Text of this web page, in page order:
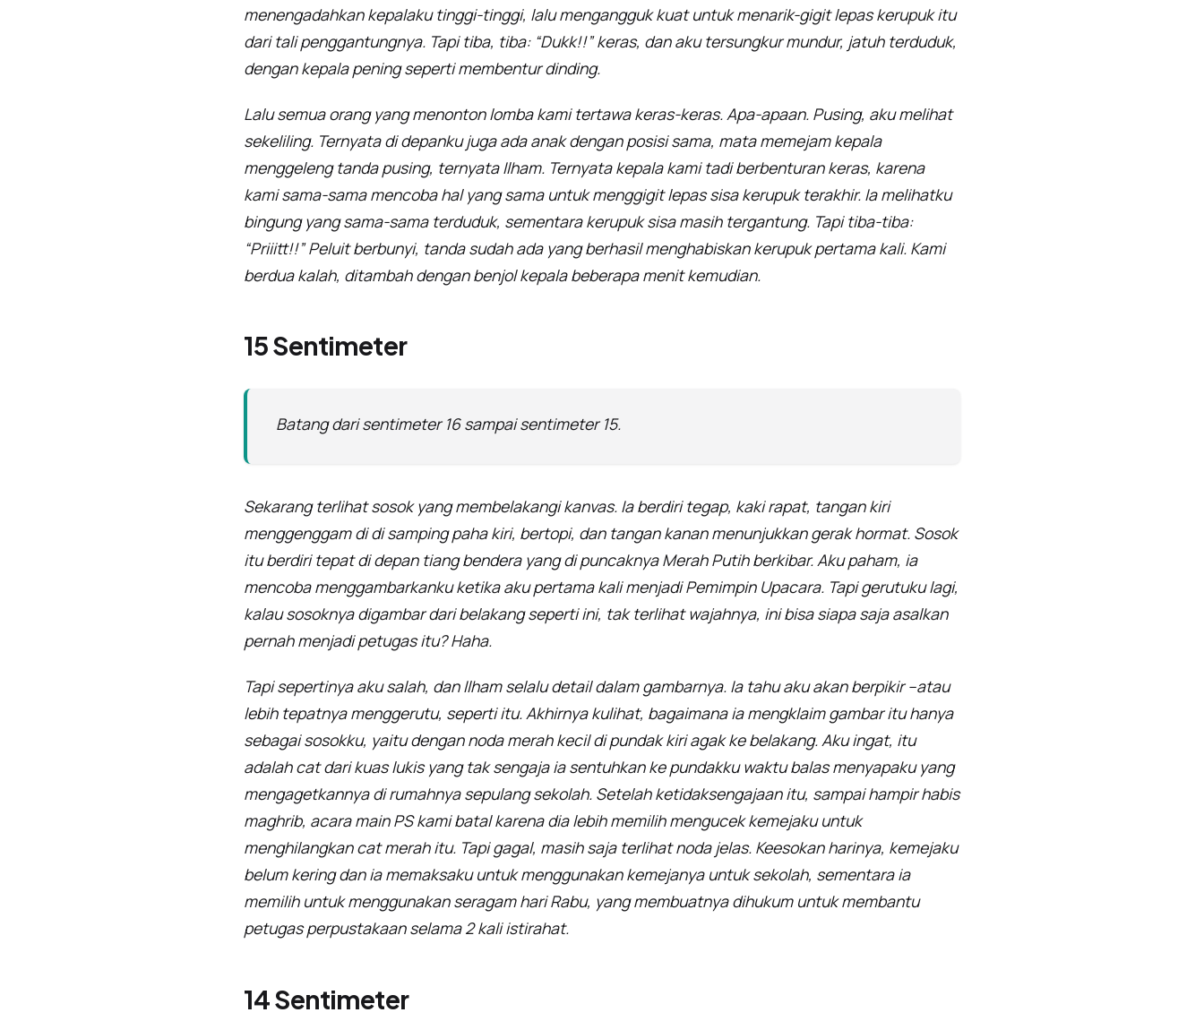
menengadahkan kepalaku tinggi-tinggi, lalu mengangguk kuat untuk menarik-gigit lepas kerupuk itu
dari tali penggantungnya. Tapi tiba, tiba: “Dukk!!” keras, dan aku tersungkur mundur, jatuh terduduk,
dengan kepala pening seperti membentur dinding.
Lalu semua orang yang menonton lomba kami tertawa keras-keras. Apa-apaan. Pusing, aku melihat
sekeliling. Ternyata di depanku juga ada anak dengan posisi sama, mata memejam kepala
menggeleng tanda pusing, ternyata Ilham. Ternyata kepala kami tadi berbenturan keras, karena
kami sama-sama mencoba hal yang sama untuk menggigit lepas sisa kerupuk terakhir. Ia melihatku
bingung yang sama-sama terduduk, sementara kerupuk sisa masih tergantung. Tapi tiba-tiba:
“Priiitt!!” Peluit berbunyi, tanda sudah ada yang berhasil menghabiskan kerupuk pertama kali. Kami
berdua kalah, ditambah dengan benjol kepala beberapa menit kemudian.
15 Sentimeter
Batang dari sentimeter 16 sampai sentimeter 15.
Sekarang terlihat sosok yang membelakangi kanvas. Ia berdiri tegap, kaki rapat, tangan kiri
menggenggam di di samping paha kiri, bertopi, dan tangan kanan menunjukkan gerak hormat. Sosok
itu berdiri tepat di depan tiang bendera yang di puncaknya Merah Putih berkibar. Aku paham, ia
mencoba menggambarkanku ketika aku pertama kali menjadi Pemimpin Upacara. Tapi gerutuku lagi,
kalau sosoknya digambar dari belakang seperti ini, tak terlihat wajahnya, ini bisa siapa saja asalkan
pernah menjadi petugas itu? Haha.
Tapi sepertinya aku salah, dan Ilham selalu detail dalam gambarnya. Ia tahu aku akan berpikir –atau
lebih tepatnya menggerutu, seperti itu. Akhirnya kulihat, bagaimana ia mengklaim gambar itu hanya
sebagai sosokku, yaitu dengan noda merah kecil di pundak kiri agak ke belakang. Aku ingat, itu
adalah cat dari kuas lukis yang tak sengaja ia sentuhkan ke pundakku waktu balas menyapaku yang
mengagetkannya di rumahnya sepulang sekolah. Setelah ketidaksengajaan itu, sampai hampir habis
maghrib, acara main PS kami batal karena dia lebih memilih mengucek kemejaku untuk
menghilangkan cat merah itu. Tapi gagal, masih saja terlihat noda jelas. Keesokan harinya, kemejaku
belum kering dan ia memaksaku untuk menggunakan kemejanya untuk sekolah, sementara ia
memilih untuk menggunakan seragam hari Rabu, yang membuatnya dihukum untuk membantu
petugas perpustakaan selama 2 kali istirahat.
14 Sentimeter